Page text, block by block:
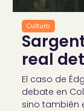
Cultura
real
El caso de
debate en
sino también